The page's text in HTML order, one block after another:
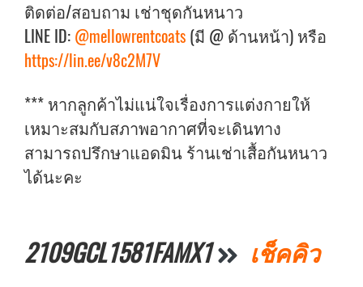
ติดต่อ/สอบถาม เช่าชุดกันหนาว
LINE ID: @mellowrentcoats (มี @ ด้านหน้า) หรือ
https://lin.ee/v8c2M7V
*** หากลูกค้าไม่แน่ใจเรื่องการแต่งกายให้
เหมาะสมกับสภาพอากาศที่จะเดินทาง
สามารถปรึกษาแอดมิน ร้านเช่าเสื้อกันหนาว
ได้นะคะ
2109GCL1581FAMX1 เช็คคิว